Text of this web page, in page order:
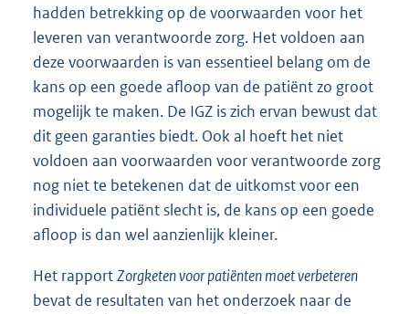
hadden betrekking op de voorwaarden voor het
leveren van verantwoorde zorg. Het voldoen aan
deze voorwaarden is van essentieel belang om de
kans op een goede afloop van de patiënt zo groot
mogelijk te maken. De IGZ is zich ervan bewust dat
dit geen garanties biedt. Ook al hoeft het niet
voldoen aan voorwaarden voor verantwoorde zorg
nog niet te betekenen dat de uitkomst voor een
individuele patiënt slecht is, de kans op een goede
afloop is dan wel aanzienlijk kleiner.
Het rapportZorgketen voor patiënten moet verbeteren
bevat de resultaten van het onderzoek naar de